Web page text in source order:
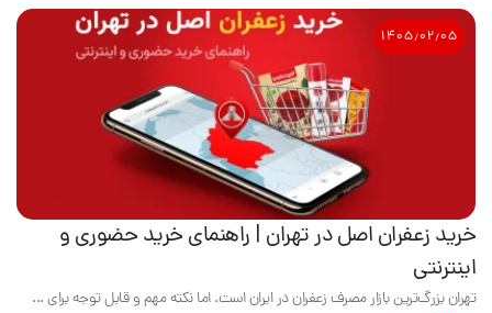
۱۴۰۵٫۰۲٫۰۵
خرید زعفران اصل در تهران | راهنمای خرید حضوری و
اینترنتی
تهران بزرگ‌ترین بازار مصرف زعفران در ایران است. اما نکته مهم و قابل توجه برای ...